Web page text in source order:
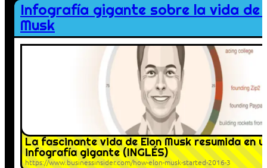
Infografía gigante sobre la vida de
Musk
La fascinante vida de Elon Musk resumida en
infografía gigante (INGLÉS)
https://www.businessinsider.com/how-elon-musk-started-2016-3